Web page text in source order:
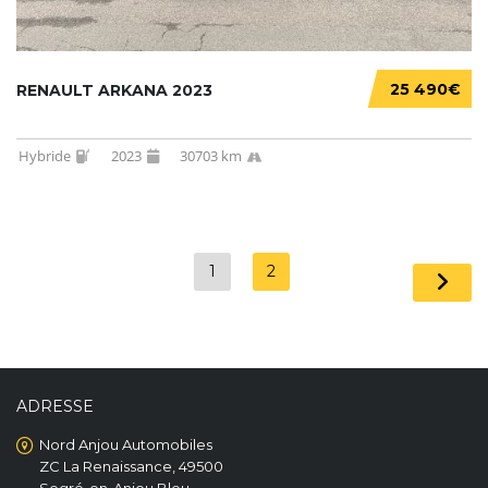
25 490€
RENAULT ARKANA 2023
Hybride 2023 30703 km
1 2
ADRESSE
Nord Anjou Automobiles
ZC La Renaissance, 49500